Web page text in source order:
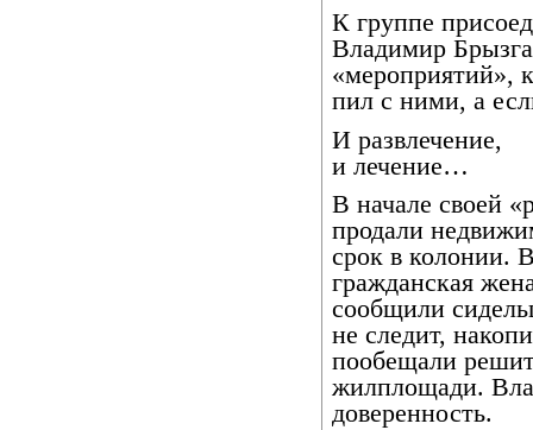
К группе
Владимир
«мероприятий»,
пил с ними, а
И развлечение,
и лечение…
В начале своей
продали
срок в колонии.
гражданская
сообщили
не следит,
пообещали
жилплощади.
доверенность.